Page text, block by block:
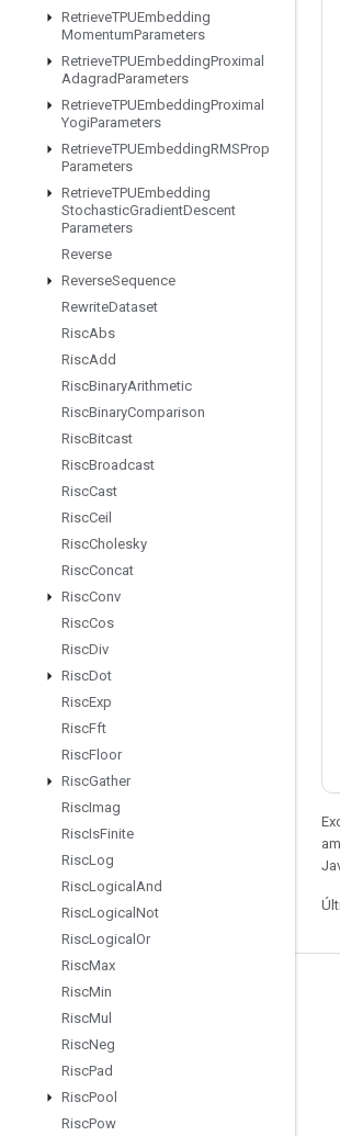
RetrieveTPUEmbedding
MomentumParameters
RetrieveTPUEmbeddingProximal
AdagradParameters
RetrieveTPUEmbeddingProximal
YogiParameters
RetrieveTPUEmbeddingRMSProp
Parameters
RetrieveTPUEmbedding
StochasticGradientDescent
Parameters
Reverse
ReverseSequence
RewriteDataset
RiscAbs
RiscAdd
RiscBinaryArithmetic
RiscBinaryComparison
RiscBitcast
RiscBroadcast
RiscCast
RiscCeil
RiscCholesky
RiscConcat
RiscConv
RiscCos
RiscDiv
RiscDot
RiscExp
RiscFft
RiscFloor
RiscGather
RiscImag
RiscIsFinite
RiscLog
RiscLogical And
RiscLogical Not
RiscLogical Or
RiscMax
RiscMin
RiscMul
RiscNeg
RiscPad
RiscPool
RiscPow
Permanecer conectado
Fórum
GitHub